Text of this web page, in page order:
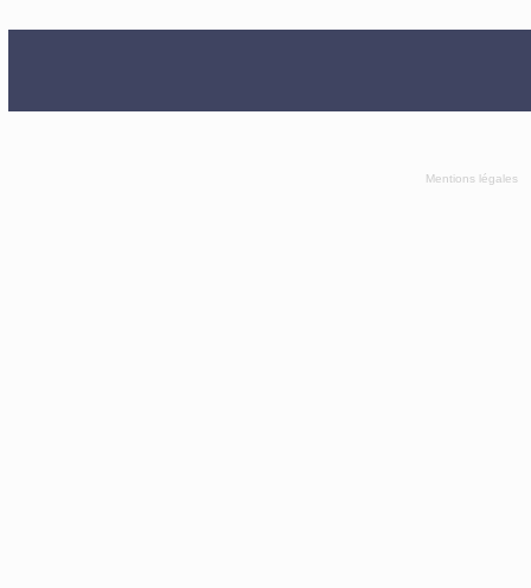
Mentions légales